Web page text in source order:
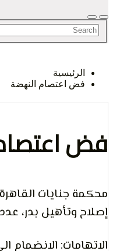
اعتصام النهضة
القاهرة،
بدر، عدد المتهمين 4
الانضمام الى